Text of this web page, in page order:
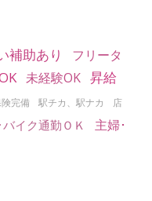
補助あり
フリータ
未経験OK 昇給
完備 駅チカ、駅ナカ
店
イク通勤ＯＫ
主婦･